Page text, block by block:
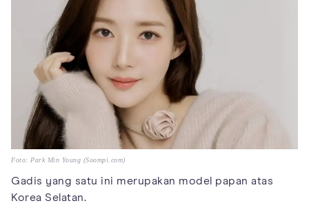
Foto: Park Min Young (Soompi.com)
Gadis yang satu ini merupakan model papan atas
Korea Selatan.